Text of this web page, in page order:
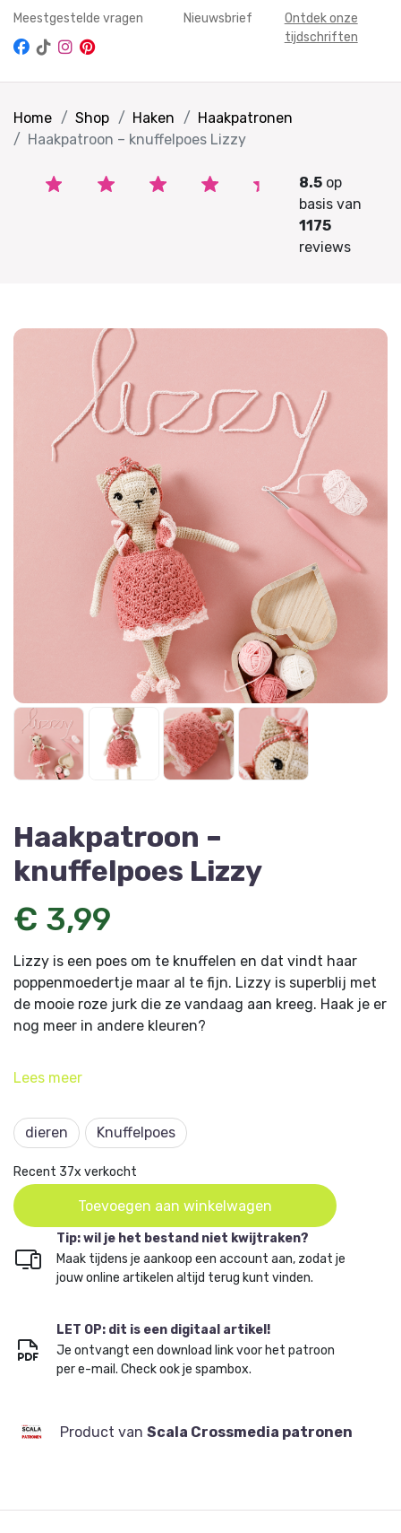
Meestgestelde vragen Nieuwsbrief
Ontdek onze
tijdschriften
Home Shop Haken
Haakpatronen
Haakpatroon – knuffelpoes Lizzy
8.5op
basis van
1175
reviews
Haakpatroon –
knuffelpoes Lizzy
€ 3,99
Lizzy is een poes om te knuffelen en dat vindt haar
poppenmoedertje maar al te fijn. Lizzy is superblij met
de mooie roze jurk die ze vandaag aan kreeg. Haak je er
nog meer in andere kleuren?
Joyce de Kousemaeker.
Lees meer
dieren Knuffelpoes
Recent 37x verkocht
Toevoegen aan winkelwagen
Tip: wil je het bestand niet kwijtraken?
Maak tijdens je aankoop een account aan, zodat je
jouw online artikelen altijd terug kunt vinden.
LET OP: dit is een digitaal artikel!
Je ontvangt een download link voor het patroon
per e-mail. Check ook je spambox.
Product van Scala Crossmedia patronen